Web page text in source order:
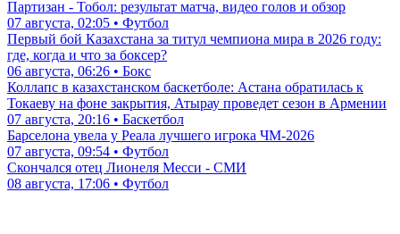
Партизан - Тобол: результат матча, видео голов и обзор
07 августа, 02:05 • Футбол
Первый бой Казахстана за титул чемпиона мира в 2026 году:
где, когда и что за боксер?
06 августа, 06:26 • Бокс
Коллапс в казахстанском баскетболе: Астана обратилась к
Токаеву на фоне закрытия, Атырау проведет сезон в Армении
07 августа, 20:16 • Баскетбол
Барселона увела у Реала лучшего игрока ЧМ-2026
07 августа, 09:54 • Футбол
Скончался отец Лионеля Месси - СМИ
08 августа, 17:06 • Футбол